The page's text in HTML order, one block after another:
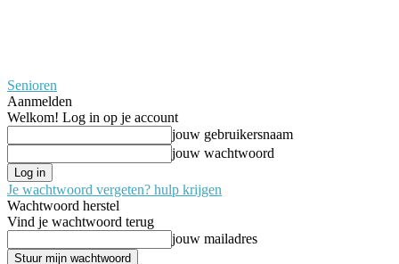
Senioren
Aanmelden
Welkom! Log in op je account
jouw gebruikersnaam
jouw wachtwoord
Je wachtwoord vergeten? hulp krijgen
Wachtwoord herstel
Vind je wachtwoord terug
jouw mailadres